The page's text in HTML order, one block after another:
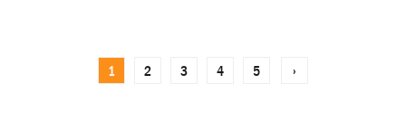
1 2 3 4 5 ›